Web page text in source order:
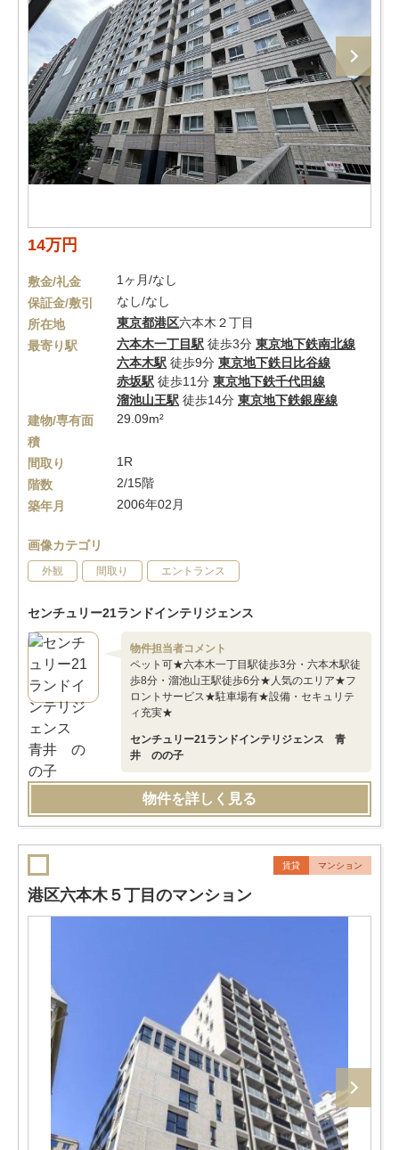
14万円
敷金/礼金
1ヶ月/なし
保証金/敷引
なし/なし
所在地
東京都港区六本木２丁目
最寄り駅
六本木一丁目駅 徒歩3分 東京地下鉄南北線
六本木駅 徒歩9分 東京地下鉄日比谷線
赤坂駅 徒歩11分 東京地下鉄千代田線
溜池山王駅 徒歩14分 東京地下鉄銀座線
建物/専有面
積
29.09m²
間取り
1R
階数
2/15階
築年月
2006年02月
画像カテゴリ
外観 間取り エントランス
センチュリー21ランドインテリジェンス
物件担当者コメント
ペット可★六本木一丁目駅徒歩3分・六本木駅徒
歩8分・溜池山王駅徒歩6分★人気のエリア★フ
ロントサービス★駐車場有★設備・セキュリテ
ィ充実★
センチュリー21ランドインテリジェンス 青
井 のの子
物件を詳しく見る
賃貸 マンション
港区六本木５丁目のマンション